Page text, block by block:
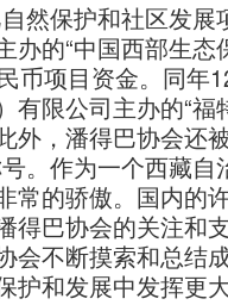
然保护和社区发
办的“中国西部生
币项目资金。同年
有限公司主办的“
外，潘得巴协会还
。作为一个西藏
常的骄傲。国内的
得巴协会的关注和
会不断摸索和总结
护和发展中发挥更大